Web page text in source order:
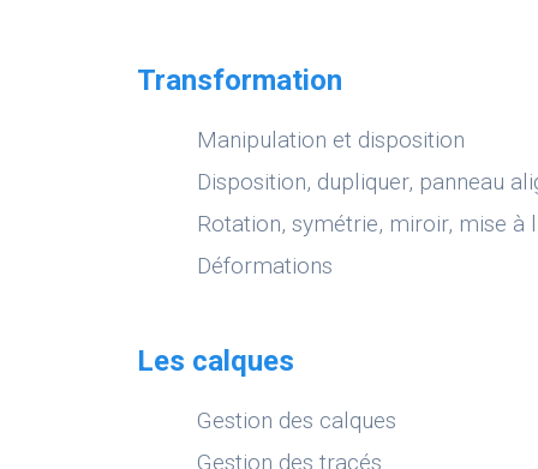
Transformation
Manipulation et disposition
Disposition, dupliquer, panneau
Rotation, symétrie, miroir, mise à
Déformations
Les calques
Gestion des calques
Gestion des tracés